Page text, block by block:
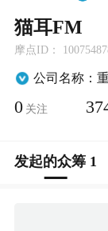
猫耳FM
摩点ID：
公司名称：
0 关注
发起的众筹 1